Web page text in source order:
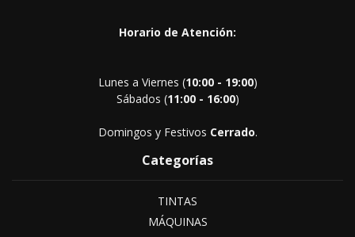
Horario de Atención:
Lunes a Viernes (10:00 - 19:00)
Sábados (11:00 - 16:00)
Domingos y Festivos Cerrado.
Categorías
TINTAS
MÁQUINAS